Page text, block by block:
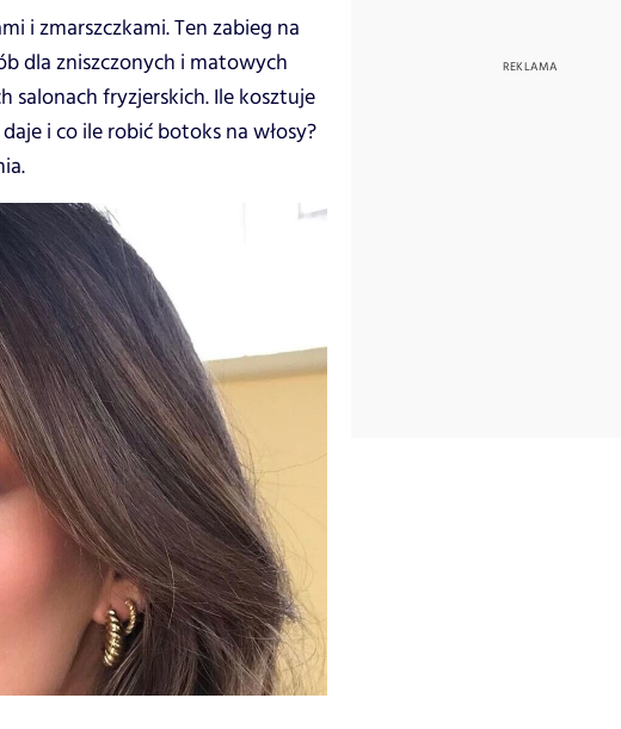
i zmarszczkami. Ten zabieg na
dla zniszczonych i matowych
salonach fryzjerskich. Ile kosztuje
i co ile robić botoks na włosy?